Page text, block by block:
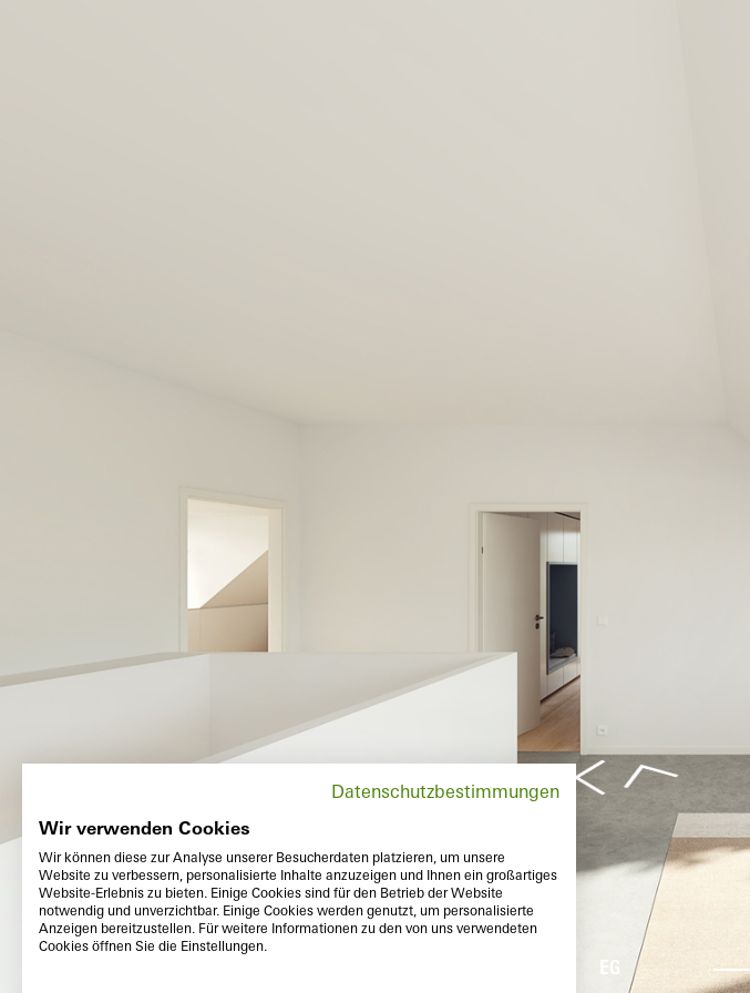
EG
Datenschutzbestimmungen
Wir verwenden Cookies
Wir können diese zur Analyse unserer Besucherdaten platzieren, um unsere
Website zu verbessern, personalisierte Inhalte anzuzeigen und Ihnen ein großartiges
Website-Erlebnis zu bieten. Einige Cookies sind für den Betrieb der Website
notwendig und unverzichtbar. Einige Cookies werden genutzt, um personalisierte
Anzeigen bereitzustellen. Für weitere Informationen zu den von uns verwendeten
Cookies öffnen Sie die Einstellungen.